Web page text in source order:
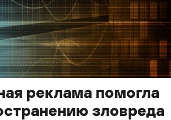
реклама помогла
зловреда